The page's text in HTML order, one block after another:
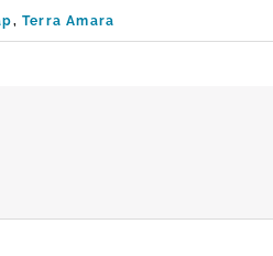
,Terra Amara